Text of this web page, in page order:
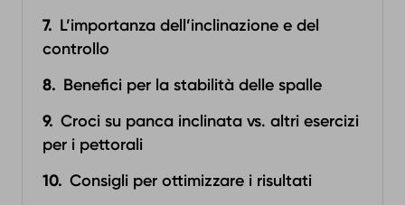
L’importanza dell’inclinazione e del
controllo
Benefici per la stabilità delle spalle
Croci su panca inclinata vs. altri esercizi
per i pettorali
Consigli per ottimizzare i risultati